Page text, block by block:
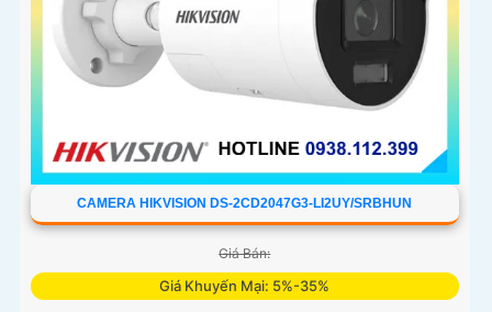
CAMERA HIKVISION DS-2CD2047G3-LI2UY/SRBHUN
Giá Bán:
Giá Khuyến Mại: 5%-35%